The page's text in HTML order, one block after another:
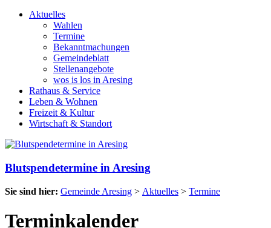
Aktuelles
Wahlen
Termine
Bekanntmachungen
Gemeindeblatt
Stellenangebote
wos is los in Aresing
Rathaus & Service
Leben & Wohnen
Freizeit & Kultur
Wirtschaft & Standort
Blutspendetermine in Aresing
Sie sind hier: Gemeinde Aresing > Aktuelles > Termine
Terminkalender